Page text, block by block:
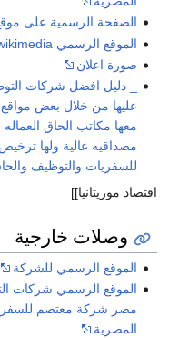
الصفحة الرسمية على
الموقع الرسمي wikimedia
صورة اعلان
_ دليل افضل شركات
عليها من خلال بعض
معها مكاتب الحاق
مصداقيه عالية ولها
للسفريات والتوظيف
اقتصاد موريتانيا]]
وصلات خارجية
الموقع الرسمي للشركة
الموقع الرسمي شركات
مصر شركة معتصم
المصرية